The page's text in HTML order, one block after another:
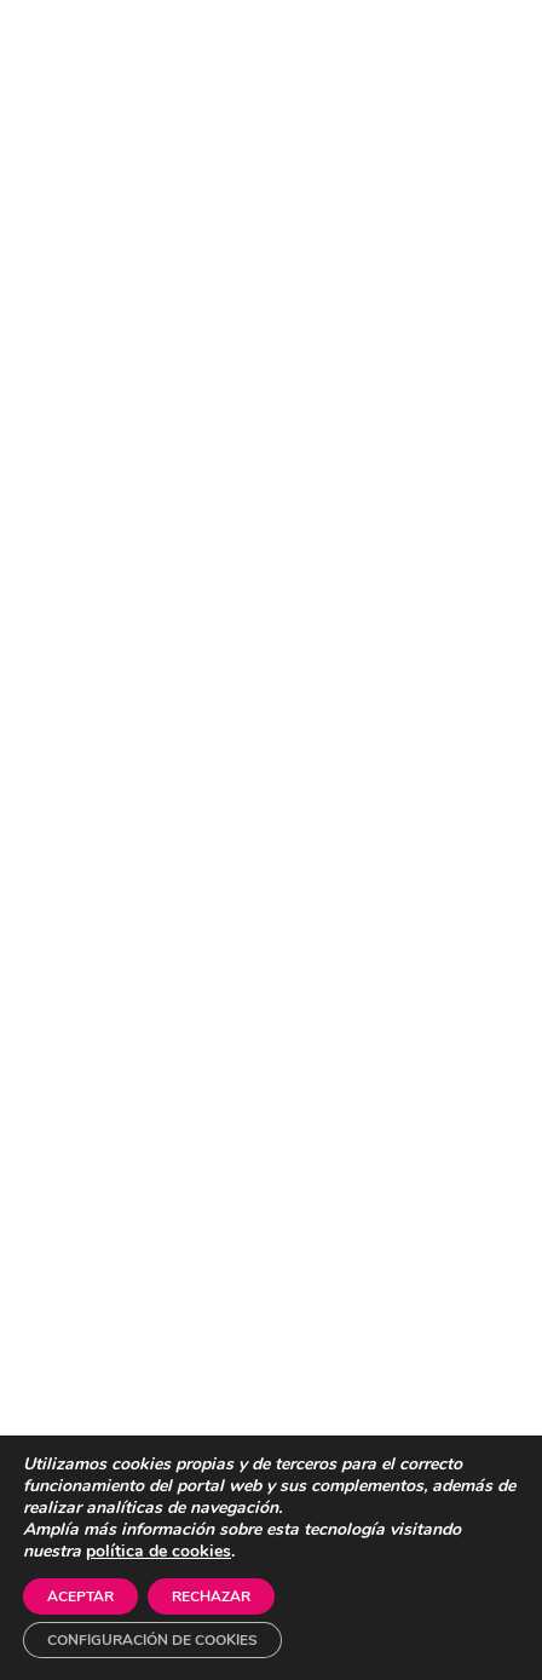
Utilizamos cookies propias y de terceros para el correcto
funcionamiento del portal web y sus complementos, además de
realizar analíticas de navegación.
Amplía más información sobre esta tecnología visitando
nuestra política de cookies.
ACEPTAR RECHAZAR
CONFIGURACIÓN DE COOKIES